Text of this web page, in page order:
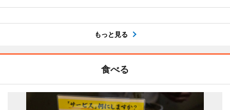
もっと見る
食べる